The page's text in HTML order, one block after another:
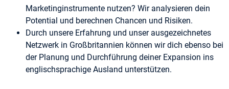
Marketinginstrumente nutzen? Wir analysieren dein
Potential und berechnen Chancen und Risiken.
Durch unsere Erfahrung und unser ausgezeichnetes
Netzwerk in Großbritannien können wir dich ebenso bei
der Planung und Durchführung deiner Expansion ins
englischsprachige Ausland unterstützen.